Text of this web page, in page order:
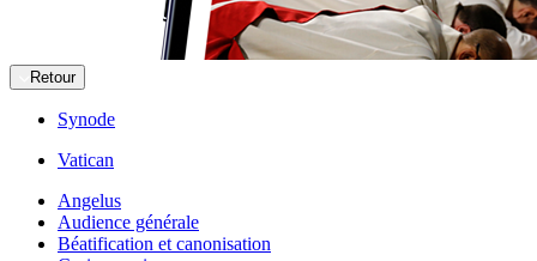
Retour
Synode
Vatican
Angelus
Audience générale
Béatification et canonisation